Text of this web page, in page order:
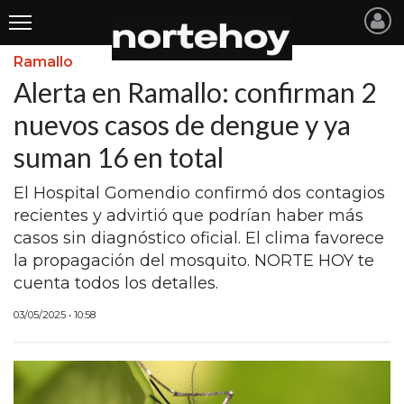
Últimas
Noticias
INICIO
NOTICIAS RECIENTES
SAN NICOLAS
RAMALLO
PAIS
Ramallo
Alerta en Ramallo: confirman 2
nuevos casos de dengue y ya
suman 16 en total
El Hospital Gomendio confirmó dos contagios
recientes y advirtió que podrían haber más
casos sin diagnóstico oficial. El clima favorece
la propagación del mosquito. NORTE HOY te
cuenta todos los detalles.
03/05/2025 • 10:58